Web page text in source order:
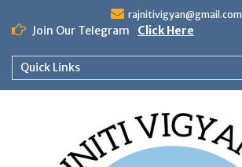
content
rajnitivigyan@gmail.com
Join Our Telegram Click Here
Quick Links